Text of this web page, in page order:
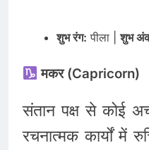
शुभ रंग: पीला |शुभ
मकर (Capricorn)
संतान पक्ष से कोई
रचनात्मक कार्यों में